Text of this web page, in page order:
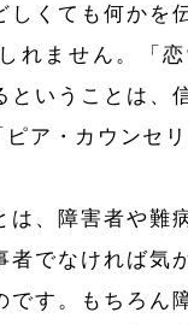
しくても何かを
れません。「
ということは
ア・カウンセ
は、障害者や
者でなければ気
です。もちろん